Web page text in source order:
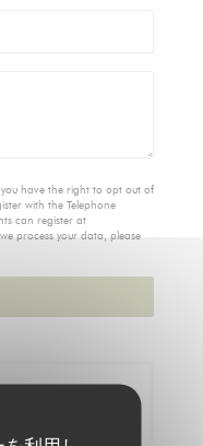
have the right to opt out of
with the Telephone
can register at
process your data, please